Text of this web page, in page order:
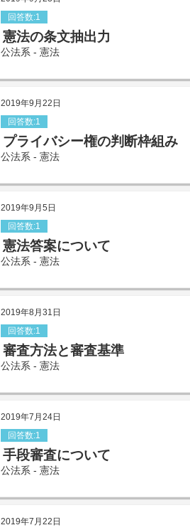
回答数:1
憲法の条文抽出力
公法系 - 憲法
2019年9月22日
回答数:1
プライバシー権の判断枠組み
公法系 - 憲法
2019年9月5日
回答数:1
憲法答案について
公法系 - 憲法
2019年8月31日
回答数:1
審査方法と審査基準
公法系 - 憲法
2019年7月24日
回答数:1
手段審査について
公法系 - 憲法
2019年7月22日